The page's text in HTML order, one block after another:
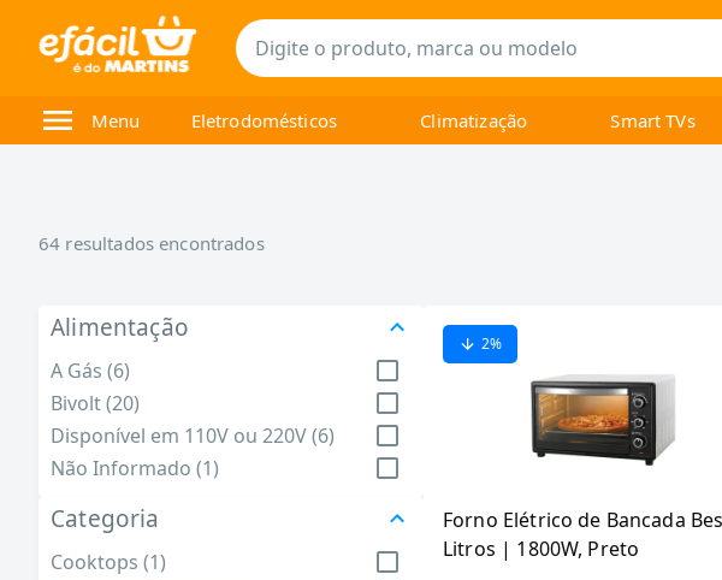
Menu Eletrodomésticos Climatização Smart TVs
64 resultados encontrados
Alimentação
A Gás (6)
Bivolt (20)
Disponível em 110V ou 220V (6)
Não Informado (1)
Categoria
Cooktops (1)
2%
Forno Elétrico de Bancada
Litros | 1800W, Preto